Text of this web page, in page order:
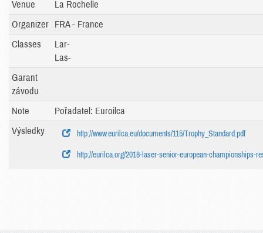
Venue
La Rochelle
Organizer
FRA - France
Classes
Lar-
Las-
Garant
závodu
Note
Pořadatel: Euroilca
Výsledky
http://www.eurilca.eu/documents/115/Trophy_Standard.pdf
http://eurilca.org/2018-laser-senior-european-championships-